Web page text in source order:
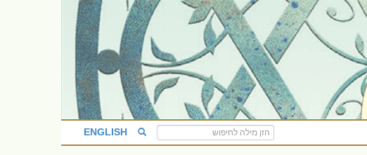
ENGLISH